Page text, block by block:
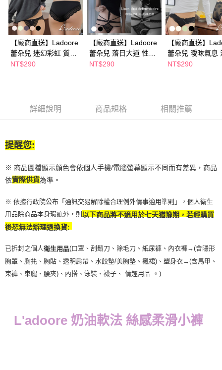
購買商品的店家。未經商家同意取消之訂單仍視為有效，需透過AFTEE先享
後付繳納相關費用。
※ 交易是否成功請以「AFTEE先享後付 」之結帳頁面顯示為準，若有關於
是否繳費成功／繳費後需取消欲退款等相關疑問，請聯繫「AFTEE先享後付
客戶支援中心」 https://netprotections.freshdesk.com/support/home
【注意事項】
１．透過由恩沛科技股份有限公司提供之「AFTEE先享後付」服務完成之交
３．未成年的使用者請事先徵得法定代理人或監護人之同意方可使用
時審查核予不同之上限額度；若仍有額度不足之情形，本公司將視審查結果
５．嚴禁一人註冊多個帳號或使用他人資訊註冊。若發現惡意使用之情形，
【廠商直送】Ladoore
蕾朵兒 迷幻彩虹 質感
美臀內褲-多款任選
NT$290
【廠商直送】Ladoore
蕾朵兒 落日大道 性感
蕾絲內褲-多款任選
NT$290
【廠商直送】
蕾朵兒 曖昧氣息
蕾絲內褲-多款任
NT$290
詳細說明 商品規格 相關推薦
提醒您:
※ 商品圖檔顯示顏色會依個人手機/電腦螢幕顯示不同而有差異，商品
依實際供貨為準。
※ 依據行政院公布「通訊交易解除權合理例外情事適用準則」，個人衛生
用品除商品本身瑕疵外，則以下商品將不適用於七天猶豫期，若經購買
後恕無法辦理退換貨:
已拆封之個人衛生用品(口罩、刮鬍刀、除毛刀、紙尿褲、內衣褲→(含隱形
胸罩、胸扥、胸貼、透明肩帶、水餃墊/美胸墊、襯裙)、塑身衣→(含馬甲、
束褲、束腿、腰夾) 、內搭、泳裝、襪子、 情趣用品 。)
L'adoore 奶油軟法 絲感柔滑小褲